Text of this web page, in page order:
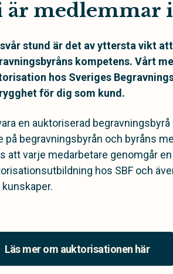
är medlemmar i
svår stund är det av yttersta vikt
kompetens. Vårt
hos Sveriges
för dig som kund.
en auktoriserad
på begravningsbyrån och byråns
att varje medarbetare genomgår
hos SBF och
kunskaper.
Läs mer om auktorisationen här